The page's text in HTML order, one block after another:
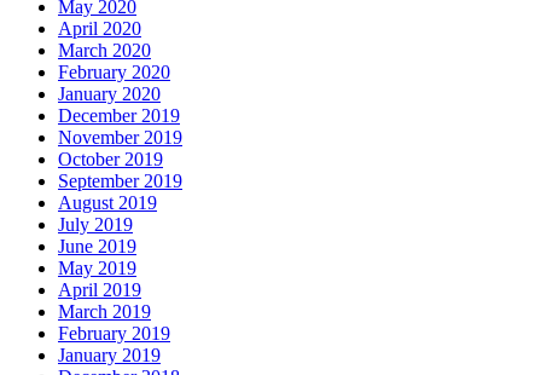
May 2020
April 2020
March 2020
February 2020
January 2020
December 2019
November 2019
October 2019
September 2019
August 2019
July 2019
June 2019
May 2019
April 2019
March 2019
February 2019
January 2019